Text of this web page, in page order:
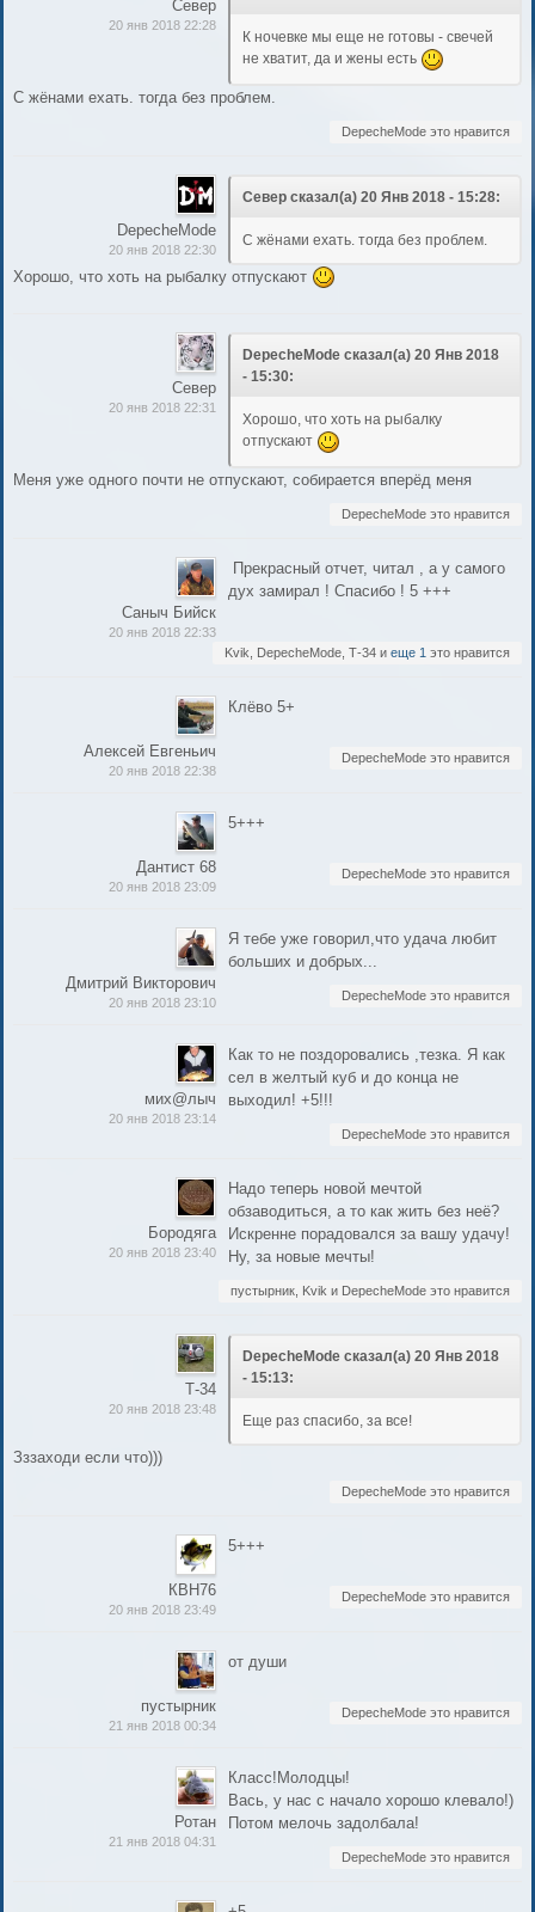
Север
20 янв 2018 22:28
К ночевке мы еще не готовы - свечей
не хватит, да и жены есть
С жёнами ехать. тогда без проблем.
DepecheMode это нравится
DepecheMode
20 янв 2018 22:30
Север сказал(а) 20 Янв 2018 - 15:28:
С жёнами ехать. тогда без проблем.
Хорошо, что хоть на рыбалку отпускают
Север
20 янв 2018 22:31
DepecheMode сказал(а) 20 Янв 2018
- 15:30:
Хорошо, что хоть на рыбалку
отпускают
Меня уже одного почти не отпускают, собирается вперёд меня
DepecheMode это нравится
Саныч Бийск
20 янв 2018 22:33
Прекрасный отчет, читал , а у самого
дух замирал ! Спасибо ! 5 +++
Kvik, DepecheMode, Т-34 и еще 1 это нравится
Алексей Евгеньич
20 янв 2018 22:38
Клёво 5+
DepecheMode это нравится
Дантист 68
20 янв 2018 23:09
5+++
DepecheMode это нравится
Дмитрий Викторович
20 янв 2018 23:10
Я тебе уже говорил,что удача любит
больших и добрых...
DepecheMode это нравится
мих@лыч
20 янв 2018 23:14
Как то не поздоровались ,тезка. Я как
сел в желтый куб и до конца не
выходил! +5!!!
DepecheMode это нравится
Бородяга
20 янв 2018 23:40
Надо теперь новой мечтой
обзаводиться, а то как жить без неё?
Искренне порадовался за вашу удачу!
Ну, за новые мечты!
пустырник, Kvik и DepecheMode это нравится
Т-34
20 янв 2018 23:48
DepecheMode сказал(а) 20 Янв 2018
- 15:13:
Еще раз спасибо, за все!
Зззаходи если что)))
DepecheMode это нравится
КВН76
20 янв 2018 23:49
5+++
DepecheMode это нравится
пустырник
21 янв 2018 00:34
от души
DepecheMode это нравится
Ротан
21 янв 2018 04:31
Класс!Молодцы!
Вась, у нас с начало хорошо клевало!)
Потом мелочь задолбала!
DepecheMode это нравится